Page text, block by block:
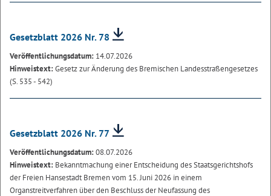
Gesetzblatt 2026 Nr. 78
Veröffentlichungsdatum: 14.07.2026
Hinweistext:Gesetz zur Änderung des Bremischen Landesstraßengesetzes
(S. 535 - 542)
Gesetzblatt 2026 Nr. 77
Veröffentlichungsdatum:08.07.2026
Hinweistext: Bekanntmachung einer Entscheidung des Staatsgerichtshofs
der Freien Hansestadt Bremen vom 15. Juni 2026 in einem
Organstreitverfahren über den Beschluss der Neufassung des